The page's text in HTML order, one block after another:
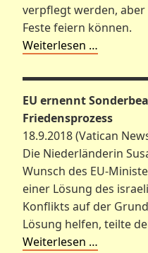
verpflegt werden,
Feste feiern können.
Weiterlesen …
EU ernennt
Friedensprozess
18.9.2018 (Vatican
Die Niederländerin
Wunsch des EU-
einer Lösung des
Konflikts auf der
Lösung helfen, teilte
Weiterlesen …